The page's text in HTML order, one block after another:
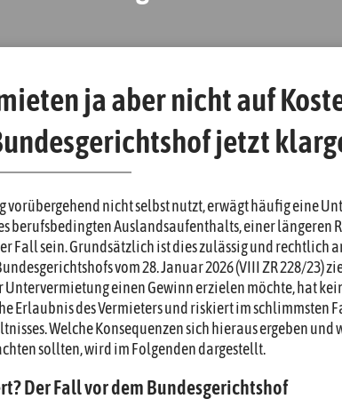
ja aber nicht auf
jetzt
vorübergehend nicht selbst nutzt, erwägt häufig eine
berufsbedingten Auslandsaufenthalts, einer längeren
Fall sein. Grundsätzlich ist dies zulässig und rechtlich
vom 28. Januar 2026 (VIII ZR 228/23)
Untervermietung einen Gewinn erzielen möchte, hat
Erlaubnis des Vermieters und riskiert im schlimmsten
Welche Konsequenzen sich hieraus ergeben und
sollten, wird im Folgenden dargestellt.
Der Fall vor dem Bundesgerichtshof